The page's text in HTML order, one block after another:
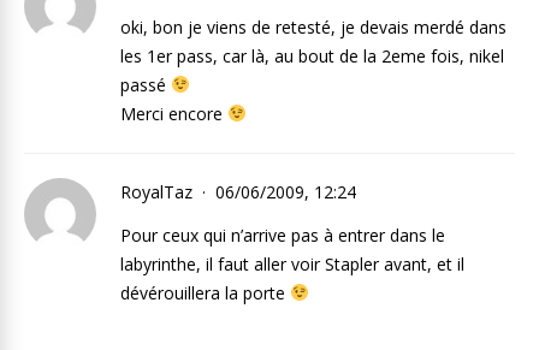
oki, bon je viens de retesté, je devais merdé dans
les 1er pass, car là, au bout de la 2eme fois, nikel
passé
Merci encore
RoyalTaz
06/06/2009, 12:24
Pour ceux qui n’arrive pas à entrer dans le
labyrinthe, il faut aller voir Stapler avant, et il
dévérouillera la porte